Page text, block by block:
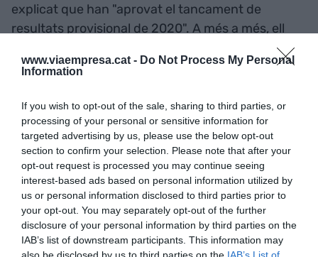
www.viaempresa.cat - Do Not Process My Personal
Information
If you wish to opt-out of the sale, sharing to third parties, or
processing of your personal or sensitive information for
targeted advertising by us, please use the below opt-out
section to confirm your selection. Please note that after your
opt-out request is processed you may continue seeing
interest-based ads based on personal information utilized by
us or personal information disclosed to third parties prior to
your opt-out. You may separately opt-out of the further
disclosure of your personal information by third parties on the
IAB’s list of downstream participants. This information may
explicat que han "aprovat el tancament de
resultats provisional de 2020". A més a més, ell
mateix a dit que són resultats "molt positius", amb
16 milions d'euros de beneficis, no gaire allunyats
A part, Pimec ha celebrat la posada en marxa del
programa de rescat de pimes i autònoms, una
iniciativa de la patronal per ajudar a aquelles
empreses que estan patint les conseqüències de
la crisi del coronavirus. González també ha
explicat que s'han donat un milió cent mil euros
d'ajudes en assessorament per a empreses.